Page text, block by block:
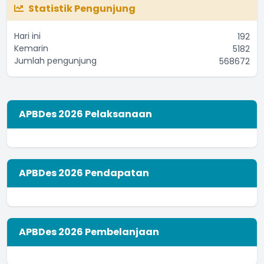
Apakah produsen sudah memiliki Ijin Rumah Tangga
Yoseph Mario
02 September 2021 11:53:33
Statistik Pengunjung
Hari ini
192
Kemarin
5182
Jumlah pengunjung
568672
APBDes 2026 Pelaksanaan
APBDes 2026 Pendapatan
APBDes 2026 Pembelanjaan